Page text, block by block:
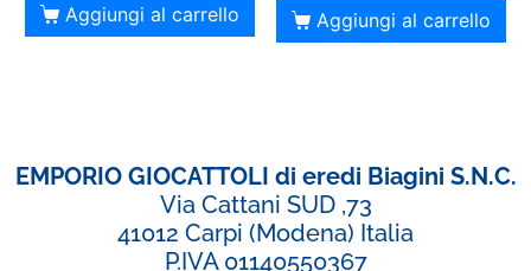
Aggiungi al carrello Aggiungi al carrello
EMPORIO GIOCATTOLI di eredi Biagini S.N.C.
Via Cattani SUD ,73
41012 Carpi (Modena) Italia
P.IVA 01140550367